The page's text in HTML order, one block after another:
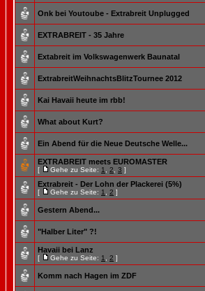
Onk bei Youtoube - Extrabreit Unplugged
EXTRABREIT - 35 Jahre
Extabreit im Volkswagenwerk Baunatal
ExtrabreitWeihnachtsBlitzTournee 2012
Kai Havaii heute im rbb!
What about Kurt?
Ein Abend für die Neue Deutsche Welle...
EXTRABREIT meets EUROMASTER
[ Gehe zu Seite: 1 2 3 ]
Extrabreit - Der Lohn der Plackerei (5%)
[ Gehe zu Seite: 1 2 ]
Gestern Abend...
"Halber Liter" ?!
Havaii bei Lanz
[ Gehe zu Seite: 1 2 ]
Komm nach Hagen im ZDF